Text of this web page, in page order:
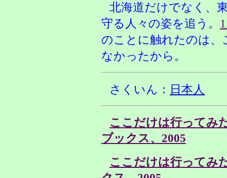
北海道だけでなく、
守る人々の姿を追う。
のことに触れたのは
なかったから。
さくいん： 日本人
ここだけは行ってみ
ブックス、2005
ここだけは行ってみ